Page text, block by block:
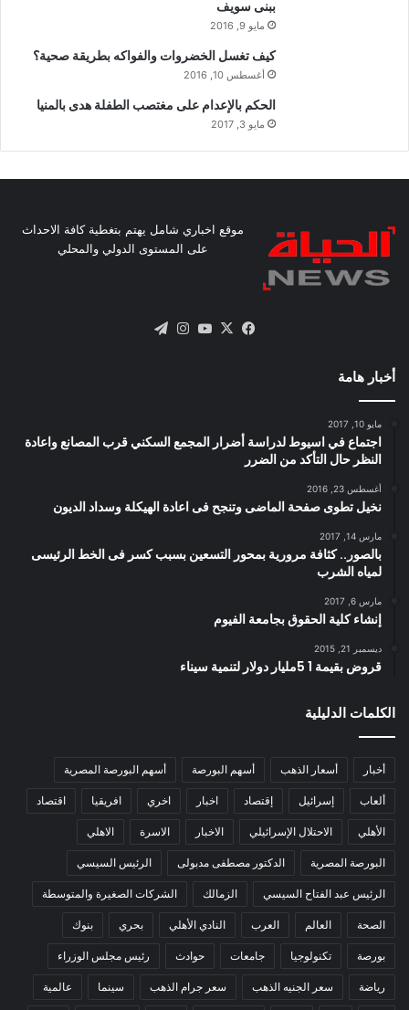
ببنى سويف
مايو 9, 2016
كيف تغسل الخضروات والفواكه بطريقة صحية؟
أغسطس 10, 2016
الحكم بالإعدام على مغتصب الطفلة هدى بالمنيا
مايو 3, 2017
موقع اخباري شامل يهتم بتغطية كافة الاحداث
على المستوى الدولي والمحلي
فيسبوك
X يوتيوبانستقرام
أخبار هامة
مايو 10, 2017
اجتماع في اسيوط لدراسة أضرار المجمع السكني قرب المصانع واعادة
النظر حال التأكد من الضرر
أغسطس 23, 2016
نخيل تطوى صفحة الماضى وتنجح فى اعادة الهيكلة وسداد الديون
مارس 14, 2017
بالصور.. كثافة مرورية بمحور التسعين بسبب كسر فى الخط الرئيسى
لمياه الشرب
مارس 6, 2017
إنشاء كلية الحقوق بجامعة الفيوم
ديسمبر 21, 2015
قروض بقيمة 1 5مليار دولار لتنمية سيناء
الكلمات الدليلية
أخبار أسعار الذهب أسهم البورصة أسهم البورصة المصرية
ألعاب إسرائيل إقتصاد اخبار اخري افريقيا اقتصاد
الأهلي الاحتلال الإسرائيلي الاخبار الاسرة الاهلي
البورصة المصرية الدكتور مصطفى مدبولى الرئيس السيسي
الرئيس عبد الفتاح السيسي الزمالك الشركات الصغيرة والمتوسطة
الصحة العالم العرب النادي الأهلي بحري بنوك
بورصة تكنولوجيا جامعات حوادث رئيس مجلس الوزراء
رياضة سعر الجنيه الذهب سعر جرام الذهب سينما عالمية